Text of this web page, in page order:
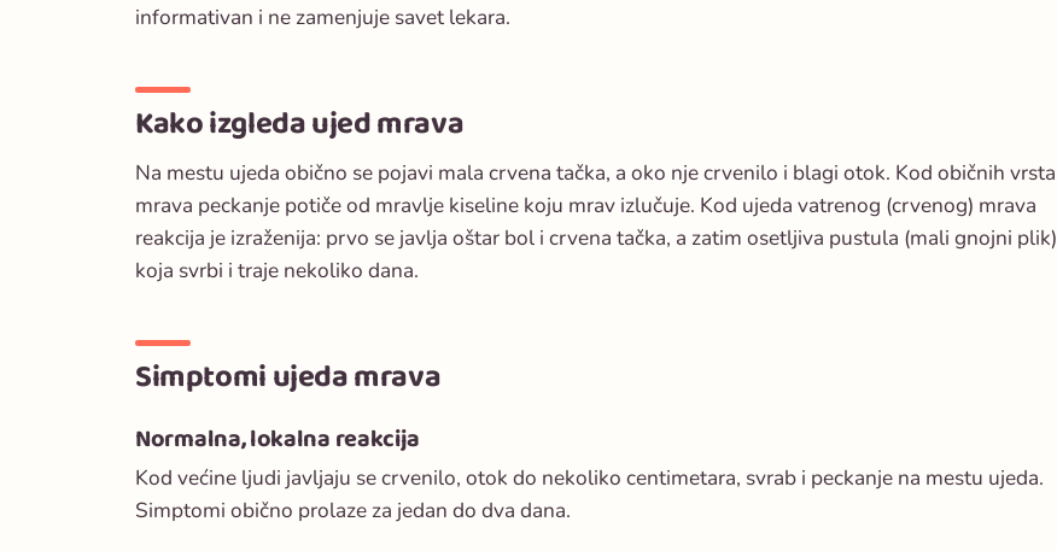
informativan i ne zamenjuje savet lekara.
Kako izgleda ujed mrava
Na mestu ujeda obično se pojavi mala crvena tačka, a oko nje crvenilo i blagi otok. Kod običnih vrsta
mrava peckanje potiče od mravlje kiseline koju mrav izlučuje. Kod ujeda vatrenog (crvenog) mrava
reakcija je izraženija: prvo se javlja oštar bol i crvena tačka, a zatim osetljiva pustula (mali gnojni plik)
koja svrbi i traje nekoliko dana.
Simptomi ujeda mrava
Normalna, lokalna reakcija
Kod većine ljudi javljaju se crvenilo, otok do nekoliko centimetara, svrab i peckanje na mestu ujeda.
Simptomi obično prolaze za jedan do dva dana.